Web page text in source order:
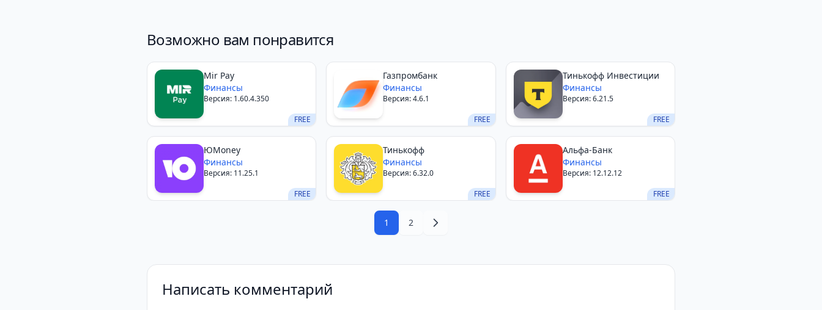
Возможно вам понравится
FREE
Mir Pay
Финансы
Версия: 1.60.4.350
FREE
Газпромбанк
Финансы
Версия: 4.6.1
FREE
Тинькофф Инвестиции
Финансы
Версия: 6.21.5
FREE
ЮMoney
Финансы
Версия: 11.25.1
FREE
Тинькофф
Финансы
Версия: 6.32.0
FREE
Альфа-Банк
Финансы
Версия: 12.12.12
1 2
Написать комментарий